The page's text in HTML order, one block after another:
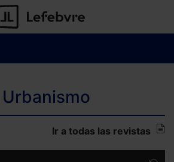
Ir a todas las revistas